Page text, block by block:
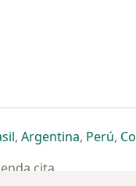
pestaña
una nueva pestaña
en una nueva
se abre en una
, Argentinase abre
, Perúse
,
cita